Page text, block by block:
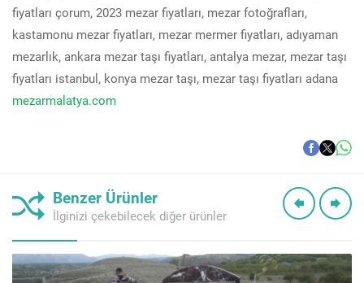
fiyatları çorum, 2023 mezar fiyatları, mezar fotoğrafları,
kastamonu mezar fiyatları, mezar mermer fiyatları, adıyaman
mezarlık, ankara mezar taşı fiyatları, antalya mezar, mezar taşı
fiyatları istanbul, konya mezar taşı, mezar taşı fiyatları adana
mezarmalatya.com
Benzer Ürünler
İlginizi çekebilecek diğer ürünler